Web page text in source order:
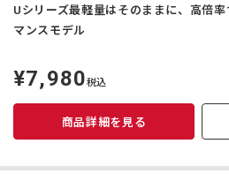
Uシリーズ最軽量はそのままに、高倍
マンスモデル
定
価
¥7,980税込
商品詳細を見る